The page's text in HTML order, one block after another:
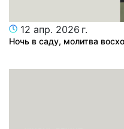
12 апр. 2026 г.
Ночь в саду, молитва